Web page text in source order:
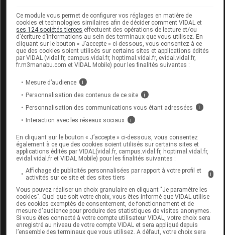
tard dans les 72 heures, en cas de problème
avec le préservatif.
Demander conseil à un médecin ou à un
pharmacien sur la compatibilité des éventuels
traitements topiques qui risqueraient d'être en
contact avec les préservatifs féminins.
Les préservatifs sont strictement à usage unique.
Ne pas les laver, ni les réutiliser afin de ne pas
compromettre leur efficacité et leur intégrité.
Aucune méthode de contraception dite de
féminins, ne protège à 100 % des risques de
grossesse et d'infections sexuellement
transmissibles. Pour une protection optimale, il
est important de respecter scrupuleusement les
conseils d'utilisation.
Attention à ne pas superposer deux préservatifs
(masculins et/ou féminins) car le frottement de
l'un sur l'autre accentue les risques de ruptures.
Ce module vous permet de configurer vos réglages en matière de
cookies et technologies similaires afin de décider comment VIDAL et
ses 124 sociétés tierces effectuent des opérations de lecture et/ou
d’écriture d’informations au sein des terminaux que vous utilisez. En
cliquant sur le bouton « J’accepte » ci-dessous, vous consentez à ce
que des cookies soient utilisés sur certains sites et applications édités
par VIDAL (vidal.fr, campus.vidal.fr, hoptimal.vidal.fr, evidal.vidal.fr,
fr.m3manabu.com et VIDAL Mobile) pour les finalités suivantes :
Mesure d’audience i
Personnalisation des contenus de ce site i
Personnalisation des communications vous étant adressées i
Interaction avec les réseaux sociaux i
En cliquant sur le bouton « J’accepte » ci-dessous, vous consentez
également à ce que des cookies soient utilisés sur certains sites et
applications édités par VIDAL(vidal.fr, campus.vidal.fr, hoptimal.vidal.fr,
evidal.vidal.fr et VIDAL Mobile) pour les finalités suivantes :
Affichage de publicités personnalisées par rapport à votre profil et
activités sur ce site et des sites tiers
i
Vous pouvez réaliser un choix granulaire en cliquant "Je paramètre les
cookies". Quel que soit votre choix, vous êtes informé que VIDAL utilise
des cookies exemptés de consentement, de fonctionnement et de
mesure d'audience pour produire des statistiques de visites anonymes.
Si vous êtes connecté à votre compte utilisateur VIDAL, votre choix sera
enregistré au niveau de votre compte VIDAL et sera appliqué depuis
l’ensemble des terminaux que vous utilisez. A défaut, votre choix sera